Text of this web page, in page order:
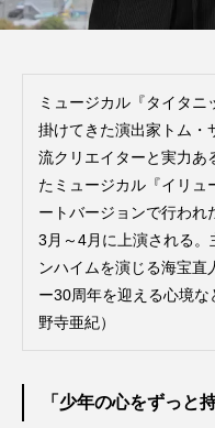
ミュージカル『タイタ
掛けてきた演出家トム・
流クリエイターと実力あ
たミュージカル『イリュ
ートバージョンで行われ
3月～4月に上演される
ンハイムを演じる海宝直
ー30周年を迎える心境
野寺亜紀）
「少年の心をずっと